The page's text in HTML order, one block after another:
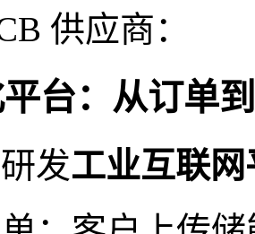
供应商：
台：从订单
发工业互联网